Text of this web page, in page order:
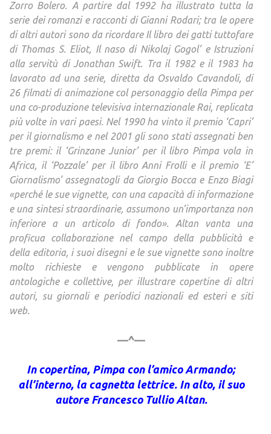
Zorro Bolero. A partire dal 1992 ha illustrato tutta la
serie dei romanzi e racconti di Gianni Rodari; tra le opere
di altri autori sono da ricordare Il libro dei gatti tuttofare
di Thomas S. Eliot, Il naso di Nikolaj Gogol’ e Istruzioni
alla servitù di Jonathan Swift. Tra il 1982 e il 1983 ha
lavorato ad una serie, diretta da Osvaldo Cavandoli, di
26 filmati di animazione col personaggio della Pimpa per
una co-produzione televisiva internazionale Rai, replicata
più volte in vari paesi. Nel 1990 ha vinto il premio ‘Capri’
per il giornalismo e nel 2001 gli sono stati assegnati ben
tre premi: il ‘Grinzane Junior’ per il libro Pimpa vola in
Africa, il ‘Pozzale’ per il libro Anni Frolli e il premio ‘E’
Giornalismo’ assegnatogli da Giorgio Bocca e Enzo Biagi
«perché le sue vignette, con una capacità di informazione
e una sintesi straordinarie, assumono un’importanza non
inferiore a un articolo di fondo». Altan vanta una
proficua collaborazione nel campo della pubblicità e
della editoria, i suoi disegni e le sue vignette sono inoltre
molto richieste e vengono pubblicate in opere
antologiche e collettive, per illustrare copertine di altri
autori, su giornali e periodici nazionali ed esteri e siti
web.
—^—
In copertina, Pimpa con l’amico Armando;
all’interno, la cagnetta lettrice. In alto, il suo
autore Francesco Tullio Altan.